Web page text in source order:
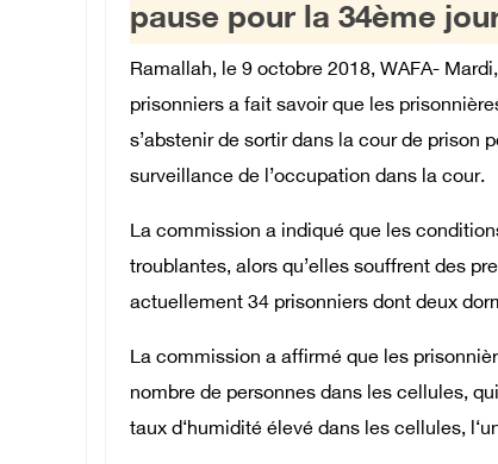
pause pour la 34ème
Ramallah, le 9 octobre 2018, WAFA-
prisonniers a fait savoir que les
s’abstenir de sortir dans la cour de prison
surveillance de l’occupation dans la cour.
La commission a indiqué que les
troublantes, alors qu’elles souffrent des
actuellement 34 prisonniers dont deux
La commission a affirmé que les
nombre de personnes dans les cellules,
taux d‘humidité élevé dans les cellules,